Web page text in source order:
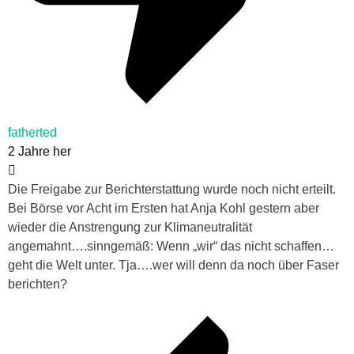
fatherted
2 Jahre her
Die Freigabe zur Berichterstattung wurde noch nicht erteilt.
Bei Börse vor Acht im Ersten hat Anja Kohl gestern aber
wieder die Anstrengung zur Klimaneutralität
angemahnt….sinngemäß: Wenn „wir“ das nicht schaffen…
geht die Welt unter. Tja….wer will denn da noch über Faser
berichten?